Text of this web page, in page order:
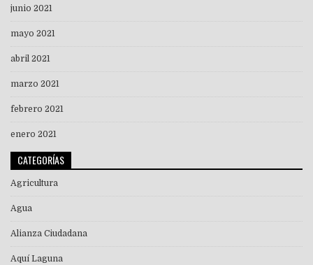
junio 2021
mayo 2021
abril 2021
marzo 2021
febrero 2021
enero 2021
CATEGORÍAS
Agricultura
Agua
Alianza Ciudadana
Aquí Laguna